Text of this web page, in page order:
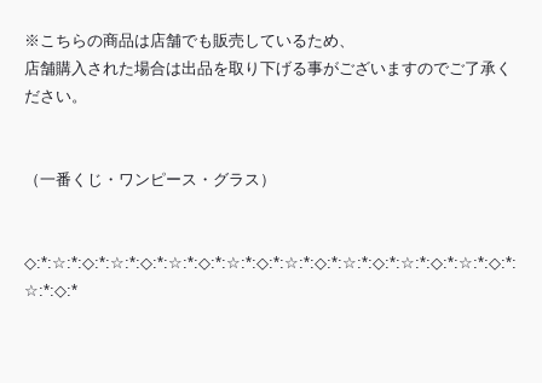
※こちらの商品は店舗でも販売しているため、
店舗購入された場合は出品を取り下げる事がございますのでご了承く
ださい。
（一番くじ・ワンピース・グラス）
◇:*:☆:*:◇:*:☆:*:◇:*:☆:*:◇:*:☆:*:◇:*:☆:*:◇:*:☆:*:◇:*:☆:*:◇:*:☆:*:◇:*:
☆:*:◇:*